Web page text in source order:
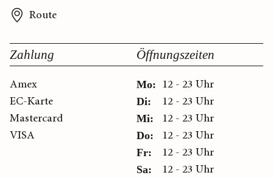
Route
Zahlung
Amex
EC-Karte
Mastercard
VISA
Öffnungszeiten
Mo: 12 - 23 Uhr
Di: 12 - 23 Uhr
Mi: 12 - 23 Uhr
Do: 12 - 23 Uhr
Fr: 12 - 23 Uhr
Sa: 12 - 23 Uhr